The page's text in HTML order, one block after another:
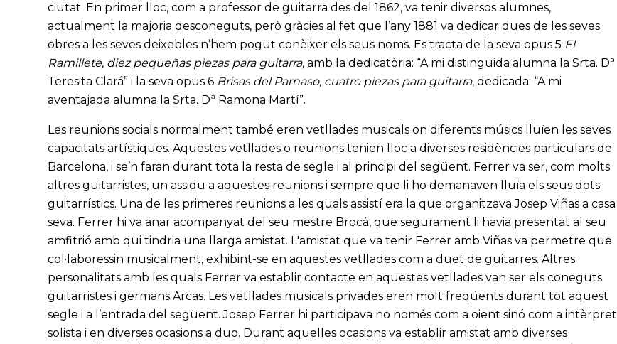
ciutat. En primer lloc, com a professor de guitarra des del 1862, va tenir diversos alumnes,
actualment la majoria desconeguts, però gràcies al fet que l’any 1881 va dedicar dues de les seves
obres a les seves deixebles n’hem pogut conèixer els seus noms. Es tracta de la seva opus 5 El
Ramillete, diez pequeñas piezas para guitarra,amb la dedicatòria: “A mi distinguida alumna la Srta. Dª
Teresita Clará” i la seva opus 6 Brisas del Parnaso, cuatro piezas para guitarra, dedicada: “A mi
aventajada alumna la Srta. Dª Ramona Martí”.
Les reunions socials normalment també eren vetllades musicals on diferents músics lluïen les seves
capacitats artístiques. Aquestes vetllades o reunions tenien lloc a diverses residències particulars de
Barcelona, i se’n faran durant tota la resta de segle i al principi del següent. Ferrer va ser, com molts
altres guitarristes, un assidu a aquestes reunions i sempre que li ho demanaven lluïa els seus dots
guitarrístics. Una de les primeres reunions a les quals assistí era la que organitzava Josep Viñas a casa
seva. Ferrer hi va anar acompanyat del seu mestre Brocà, que segurament li havia presentat al seu
amfitrió amb qui tindria una llarga amistat. L'amistat que va tenir Ferrer amb Viñas va permetre que
col·laboressin musicalment, exhibint-se en aquestes vetllades com a duet de guitarres. Altres
personalitats amb les quals Ferrer va establir contacte en aquestes vetllades van ser els coneguts
guitarristes i germans Arcas. Les vetllades musicals privades eren molt freqüents durant tot aquest
segle i a l’entrada del següent. Josep Ferrer hi participava no només com a oient sinó com a intèrpret
solista i en diverses ocasions a duo. Durant aquelles ocasions va establir amistat amb diverses